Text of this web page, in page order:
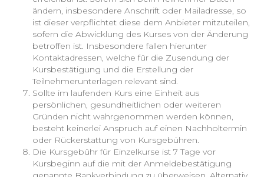
ändern, insbesondere Anschrift oder Mailadresse, so
ist dieser verpflichtet diese dem Anbieter mitzuteilen,
sofern die Abwicklung des Kurses von der Änderung
betroffen ist. Insbesondere fallen hierunter
Kontaktadressen, welche für die Zusendung der
Kursbestätigung und die Erstellung der
Teilnehmerunterlagen relevant sind.
Sollte im laufenden Kurs eine Einheit aus
persönlichen, gesundheitlichen oder weiteren
Gründen nicht wahrgenommen werden können,
besteht keinerlei Anspruch auf einen Nachholtermin
oder Rückerstattung von Kursgebühren.
Die Kursgebühr für Einzelkurse ist 7 Tage vor
Kursbeginn auf die mit der Anmeldebestätigung